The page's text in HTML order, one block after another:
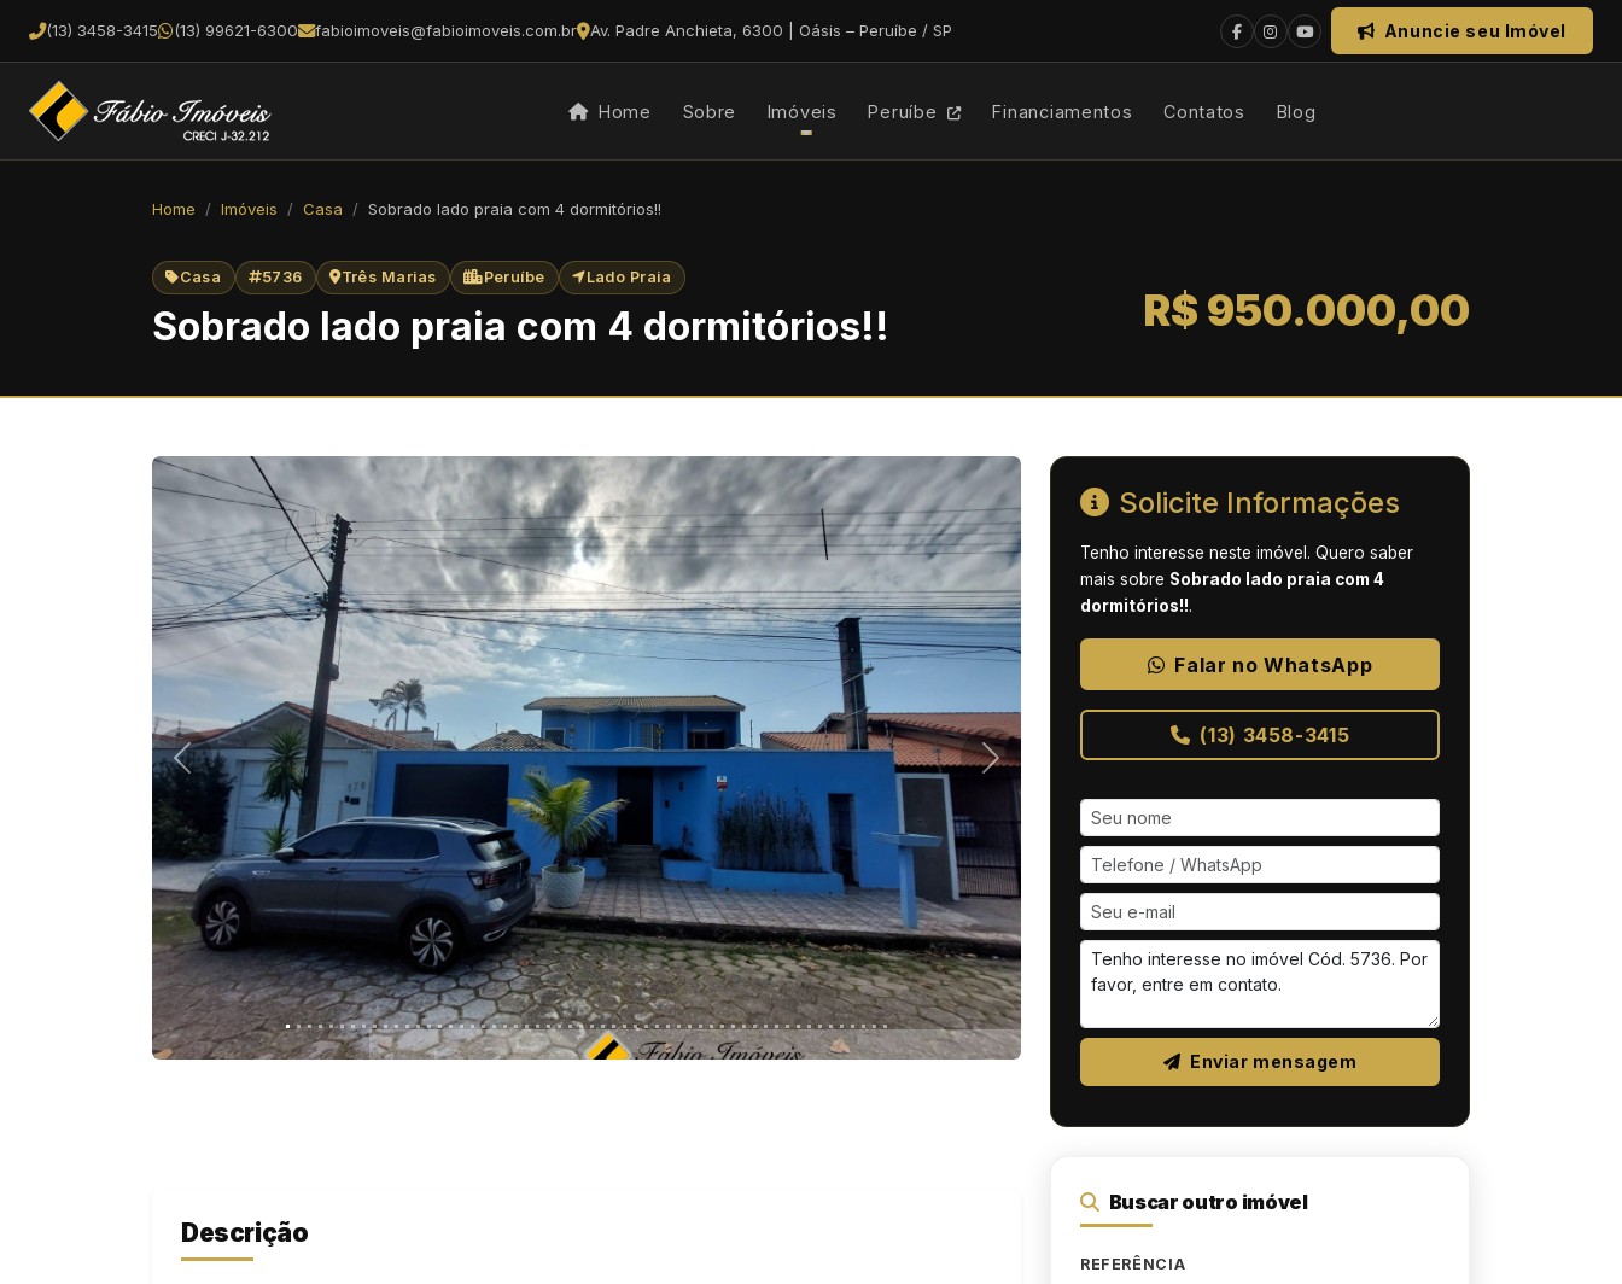
(13) 3458-3415 (13) 99621-6300 fabioimoveis@fabioimoveis.com.br Av. Padre Anchieta, 6300 | Oásis – Peruíbe / SP Anuncie seu Imóvel
Home Sobre Imóveis Peruíbe Financiamentos Contatos Blog
Home Imóveis Casa Sobrado lado praia com 4 dormitórios!!
Casa 5736 Três Marias Peruíbe Lado Praia
Sobrado lado praia com 4 dormitórios!! R$ 950.000,00
Descrição
Solicite Informações
Tenho interesse neste imóvel. Quero saber
mais sobre Sobrado lado praia com 4
dormitórios!!.
Falar no WhatsApp
(13) 3458-3415
Enviar mensagem
Buscar outro imóvel
REFERÊNCIA